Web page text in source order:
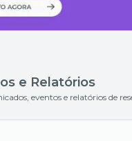
e Relatórios
eventos e relatórios de